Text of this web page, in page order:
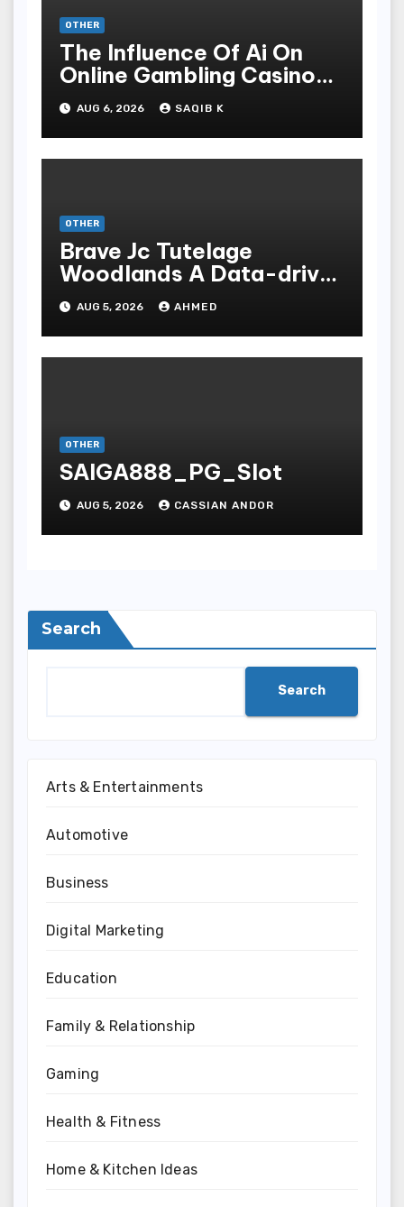
OTHER
The Influence Of Ai On
Online Gambling Casino
Experiences
AUG 6, 2026 SAQIB K
OTHER
Brave Jc Tutelage
Woodlands A Data-driven
Dissection
AUG 5, 2026 AHMED
OTHER
SAIGA888_PG_Slot
AUG 5, 2026 CASSIAN ANDOR
Search
Search
Arts & Entertainments
Automotive
Business
Digital Marketing
Education
Family & Relationship
Gaming
Health & Fitness
Home & Kitchen Ideas